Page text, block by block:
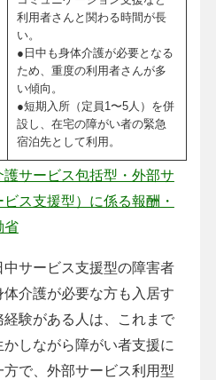
利用者さんと関わる時間が長
い。
●日中も身体介護が必要となる
ため、重度の利用者さんが多
い傾向。
●短期入所（定員1〜5人）を併
設し、在宅の障がい者の緊急
宿泊先として利用。
サービス包括型・外部サ
ス支援型）に係る報酬・
省
サービス支援型の障害者
介護が必要な方も入居す
験がある人は、これまで
しながら障がい者支援に
で、外部サービス利用型